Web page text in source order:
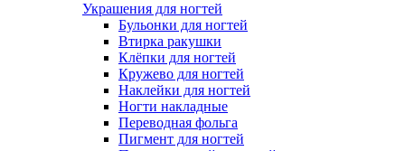
Украшения для ногтей
Бульонки для ногтей
Втирка ракушки
Клёпки для ногтей
Кружево для ногтей
Наклейки для ногтей
Ногти накладные
Переводная фольга
Пигмент для ногтей